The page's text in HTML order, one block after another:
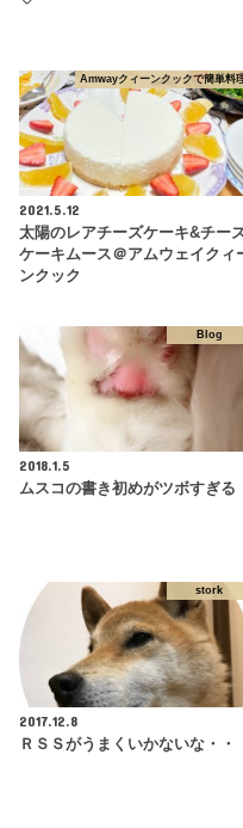
Amwayクィーンクックで簡単料
2021.5.12
太陽のレアチーズケーキ&チー
ケーキムース＠アムウェイクィ
ンクック
Blog
2018.1.5
ムスコの書き初めがツボすぎる
stork
2017.12.8
ＲＳＳがうまくいかないな・・